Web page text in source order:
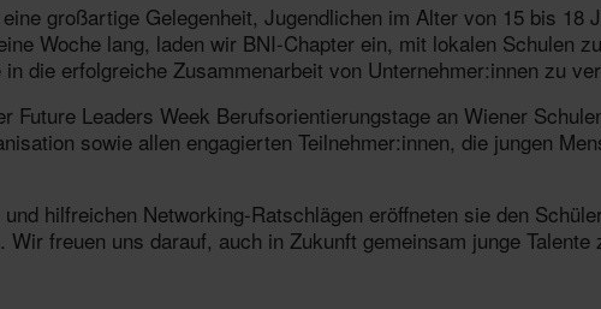
großartige Gelegenheit, Jugendlichen im Alter von 15 bis 18
Woche lang, laden wir BNI-Chapter ein, mit lokalen Schulen
die erfolgreiche Zusammenarbeit von Unternehmer:innen zu
Future Leaders Week Berufsorientierungstage an Wiener
sowie allen engagierten Teilnehmer:innen, die jungen
hilfreichen Networking-Ratschlägen eröffneten sie den
freuen uns darauf, auch in Zukunft gemeinsam junge